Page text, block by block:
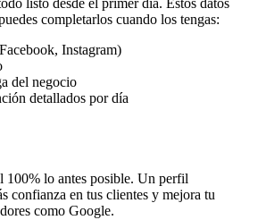
listo desde el primer día. Estos datos
completarlos cuando los tengas:
Instagram)
del negocio
detallados por día
100% lo antes posible. Un perfil
confianza en tus clientes y mejora tu
como Google.